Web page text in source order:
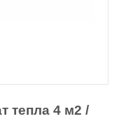
тепла 4 м2 /